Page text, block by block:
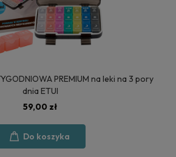
PREMIUM na leki na 3 pory
dnia ETUI
59,00 zł
Do koszyka